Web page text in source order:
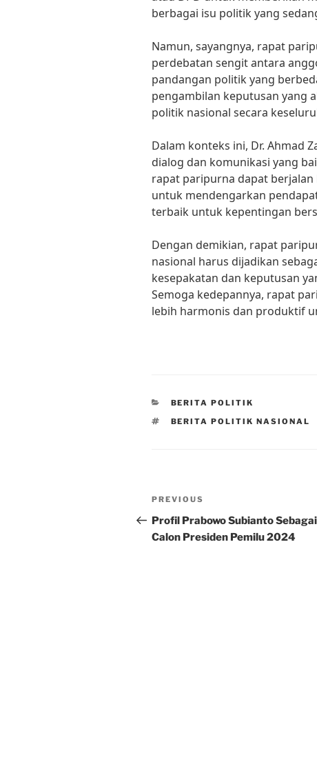
berbagai isu politik yang
Namun, sayangnya, rapat
perdebatan sengit antara
pandangan politik yang
pengambilan keputusan yang
politik nasional secara
Dalam konteks ini, Dr. Ahmad
dialog dan komunikasi yang
rapat paripurna dapat
untuk mendengarkan
terbaik untuk kepentingan
Dengan demikian, rapat
nasional harus dijadikan
kesepakatan dan keputusan
Semoga kedepannya, rapat
lebih harmonis dan produktif
CATEGORIES
BERITA POLITIK
TAGS
BERITA POLITIK NASIONAL
Post
navigation
Previous
Post
PREVIOUS
Profil Prabowo Subianto Sebagai
Calon Presiden Pemilu 2024